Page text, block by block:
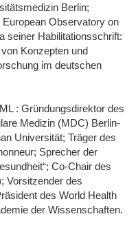
Berlin;
Observatory on
seiner Habilitationsschrift:
Konzepten und
im deutschen
: Gründungsdirektor des
Medizin (MDC) Berlin-
Universität; Träger des
Sprecher der
Co-Chair des
Vorsitzender des
des World Health
der Wissenschaften.